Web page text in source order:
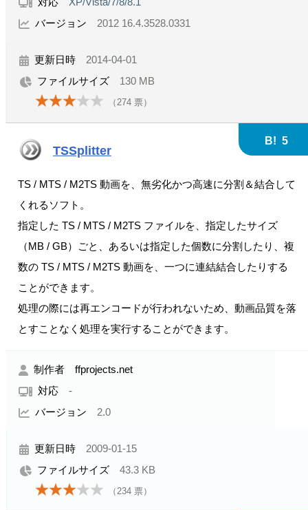
バージョン 2012 16.4.3528.0331
更新日時 2014-04-01
ファイルサイズ 130 MB
（ 274 票）
TSSplitter
B! 5
TS / MTS / M2TS 動画を、無劣化かつ高速に分割＆結合して
くれるソフト。
指定した TS / MTS / M2TS ファイルを、指定したサイズ
（MB / GB）ごと、あるいは指定した個数に分割したり、複
数の TS / MTS / M2TS 動画を、一つに連結結合したりする
ことができます。
処理の際には再エンコードが行われないため、動画品質を落
とすことなく処理を実行することができます。
制作者 ffprojects.net
対応 -
バージョン 2.0
更新日時 2009-01-15
ファイルサイズ 43.3 KB
（ 234 票）